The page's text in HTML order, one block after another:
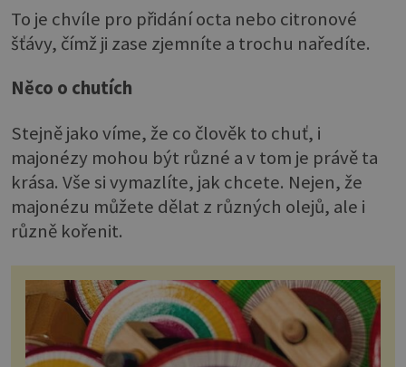
To je chvíle pro přidání octa nebo citronové
šťávy, čímž ji zase zjemníte a trochu naředíte.
Něco o chutích
Stejně jako víme, že co člověk to chuť, i
majonézy mohou být různé a v tom je právě ta
krása. Vše si vymazlíte, jak chcete. Nejen, že
majonézu můžete dělat z různých olejů, ale i
různě kořenit.